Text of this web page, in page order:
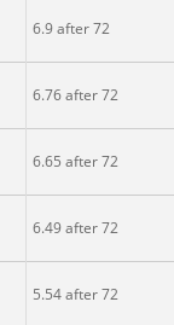
6.9 after 72
6.76 after 72
6.65 after 72
6.49 after 72
5.54 after 72